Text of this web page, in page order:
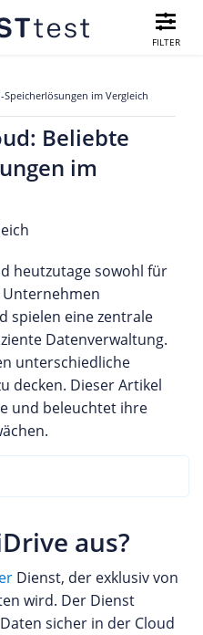
FILTER
im Vergleich
Beliebte
im
heutzutage sowohl für
spielen eine zentrale
Datenverwaltung.
unterschiedliche
decken. Dieser Artikel
und beleuchtet ihre
aus?
Dienst, der exklusiv von
wird. Der Dienst
sicher in der Cloud